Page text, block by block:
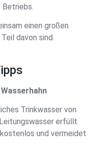
Betriebs.
einen großen
davon sind.
Trinkwasser von
erfüllt
und vermeidet